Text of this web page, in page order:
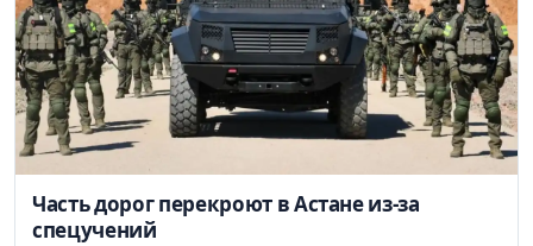
Часть дорог перекроют в Астане из-за
спецучений